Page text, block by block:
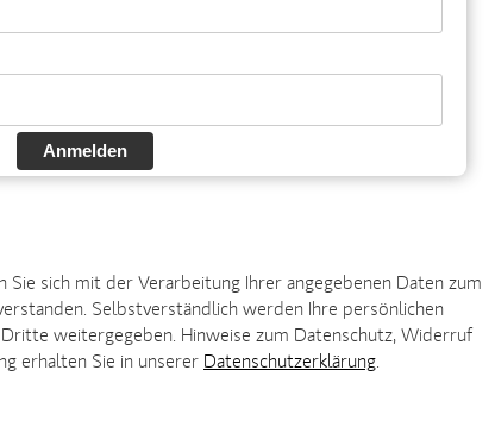
Anmelden
sich mit der Verarbeitung Ihrer angegebenen Daten zum
Selbstverständlich werden Ihre persönlichen
weitergegeben. Hinweise zum Datenschutz, Widerruf
erhalten Sie in unserer Datenschutzerklärung.